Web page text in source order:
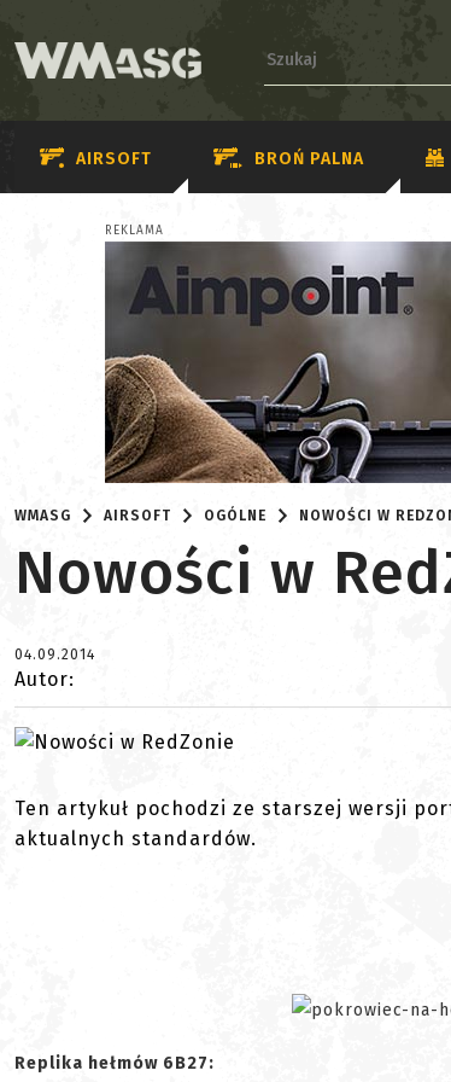
AIRSOFT BROŃ PALNA
REKLAMA
WMASG AIRSOFT OGÓLNE NOWOŚCI W
Nowości w
04.09.2014
Autor:
Ten artykuł pochodzi ze starszej wersji
aktualnych standardów.
Replika hełmów 6B27: